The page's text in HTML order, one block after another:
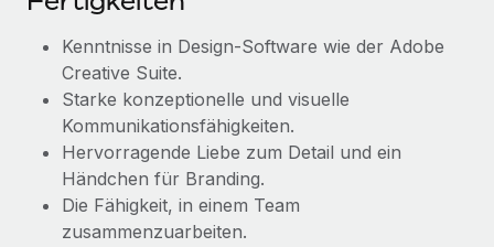
Mehr erfahren
Kenntnisse in Design-Software wie der Adobe
Creative Suite.
Starke konzeptionelle und visuelle
Kommunikationsfähigkeiten.
Hervorragende Liebe zum Detail und ein
Händchen für Branding.
Die Fähigkeit, in einem Team
zusammenzuarbeiten.